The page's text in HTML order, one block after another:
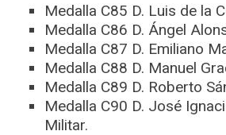
Medalla C85 D. Luis de la
Medalla C86 D. Ángel
Medalla C87 D. Emiliano
Medalla C88 D. Manuel
Medalla C89 D. Roberto
Medalla C90 D. José
Militar.